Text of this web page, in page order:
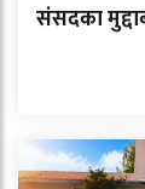
संसदका